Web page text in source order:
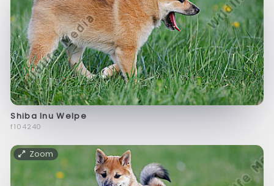
Shiba Inu Welpe
f104240
Zoom